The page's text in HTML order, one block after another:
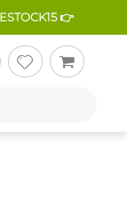
👉